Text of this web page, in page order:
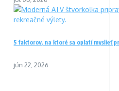
5 faktorov, na ktoré sa oplatí myslieť
jún 22, 2026